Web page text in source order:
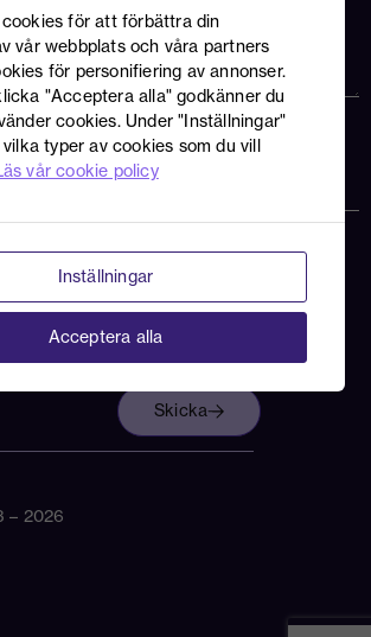
599 090
– fyll i
förbi
Tjänst
Jag godkänner att
Avantime hanterar mina
uppgifter enligt
deras
Skicka
– 2026
cookies för att förbättra din
vår webbplats och våra partners
för personifiering av annonser.
"Acceptera alla" godkänner du
cookies. Under "Inställningar"
typer av cookies som du vill
vår cookie policy
Inställningar
Acceptera alla